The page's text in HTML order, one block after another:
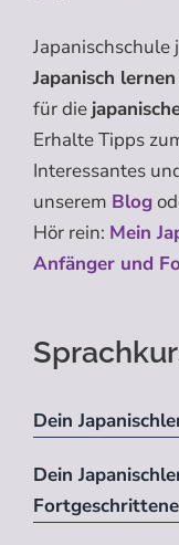
Japanischschule
Japanisch lernen
für die
Erhalte Tipps
Interessantes
unserem Blog
Hör rein: Mein
Anfänger und
Dein
Dein
Fortgeschrittene